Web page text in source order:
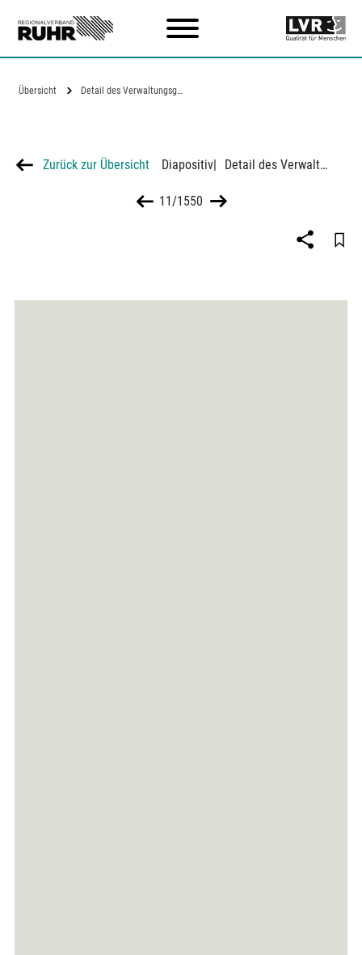
Übersicht Detail des Verwaltungsgebäudes der VEW…
Zurück zur Übersicht Diapositiv| Detail des Verwaltungsgebäudes der VEW in Dormtund
11/1550